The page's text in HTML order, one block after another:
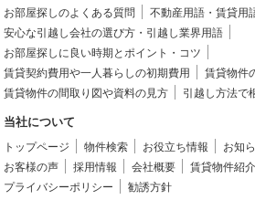
お部屋探しのよくある質問
不動産用語・賃貸用
安心な引越し会社の選び方・引越し業界用語
お部屋探しに良い時期とポイント・コツ
賃貸契約費用や一人暮らしの初期費用
賃貸物件
賃貸物件の間取り図や資料の見方
引越し方法で
当社について
トップページ 物件検索 お役立ち情報 お知
お客様の声
採用情報 会社概要 賃貸物件紹
プライバシーポリシー
勧誘方針